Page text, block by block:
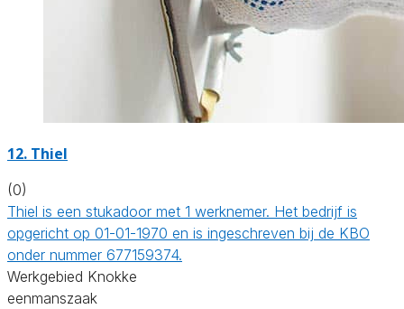
12. Thiel
(0)
Thiel is een stukadoor met 1 werknemer. Het bedrijf is
opgericht op 01-01-1970 en is ingeschreven bij de KBO
onder nummer 677159374.
Werkgebied Knokke
eenmanszaak